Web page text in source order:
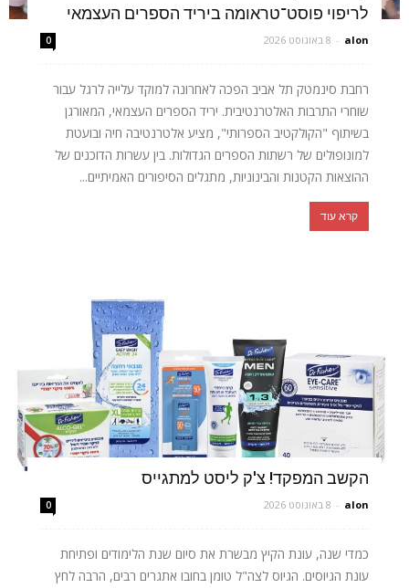
לריפוי פוסט־טראומה ביריד הספרים העצמאי
alon
- 8 באוגוסט 2026 0
רחבת סינמטק תל אביב הפכה לאחרונה למוקד עלייה לרגל עבור
שוחרי התרבות האלטרנטיבית. יריד הספרים העצמאי, המאורגן
בשיתוף "הקולקטיב הספרותי", מציע אלטרנטיבה חיה ובועטת
למונופולים של רשתות הספרים הגדולות. בין עשרות הדוכנים של
ההוצאות הקטנות והבינוניות, מתגלים הסיפורים האמיתיים...
קרא עוד
הקשב המפקד! צ'ק ליסט למתגייס
alon
- 8 באוגוסט 2026 0
כמדי שנה, עונת הקיץ מבשרת את סיום שנת הלימודים ופתיחת
עונת הגיוסים. הגיוס לצה"ל טומן בחובו אתגרים רבים, הרבה לחץ